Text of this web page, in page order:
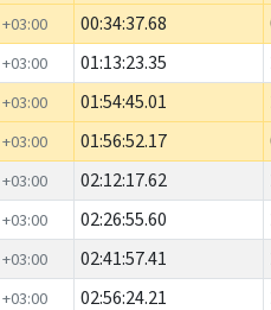
+03:00 00:34:37.68
+03:00 01:13:23.35
+03:00 01:54:45.01
+03:00 01:56:52.17
+03:00 02:12:17.62
+03:00 02:26:55.60
+03:00 02:41:57.41
+03:00 02:56:24.21